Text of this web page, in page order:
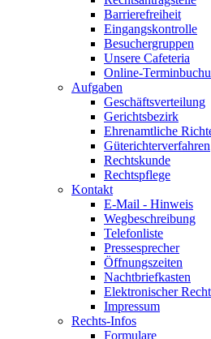
Barrierefreiheit
Eingangskontrolle
Besuchergruppen
Unsere Cafeteria
Online-
Aufgaben
Geschäftsverteilung
Gerichtsbezirk
Ehrenamtliche
Güterichterverfahren
Rechtskunde
Rechtspflege
Kontakt
E-Mail - Hinweis
Wegbeschreibung
Telefonliste
Pressesprecher
Öffnungszeiten
Nachtbriefkasten
Elektronischer
Impressum
Rechts-Infos
Formulare